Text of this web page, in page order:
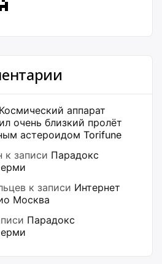
Космический аппарат
очень близкий пролёт
астероидом Torifune
к записи Парадокс
к записи Интернет
Москва
Парадокс